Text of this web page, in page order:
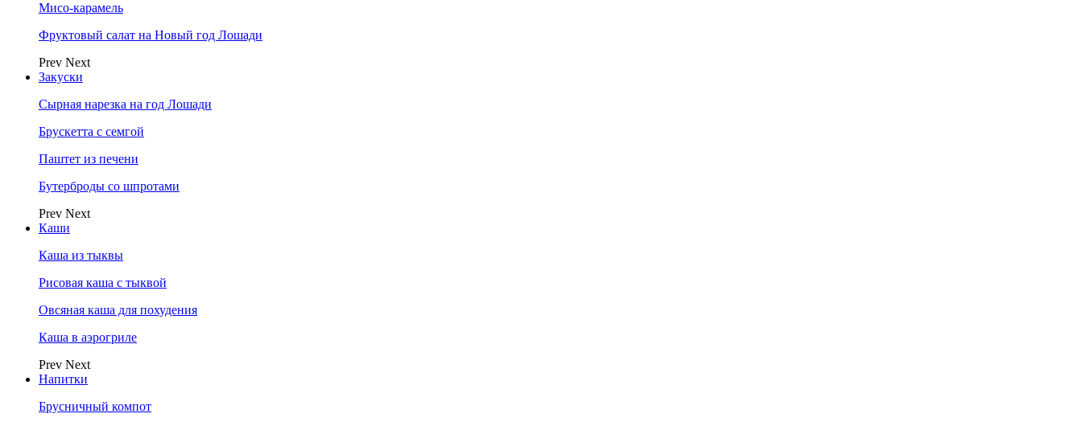
Мисо-карамель
Фруктовый салат на Новый год Лошади
Prev Next
Закуски
Сырная нарезка на год Лошади
Брускетта с семгой
Паштет из печени
Бутерброды со шпротами
Prev Next
Каши
Каша из тыквы
Рисовая каша с тыквой
Овсяная каша для похудения
Каша в аэрогриле
Prev Next
Напитки
Брусничный компот